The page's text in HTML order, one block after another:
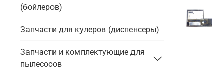
(бойлеров)
Запчасти для кулеров (диспенсеры)
Запчасти и комплектующие для
пылесосов